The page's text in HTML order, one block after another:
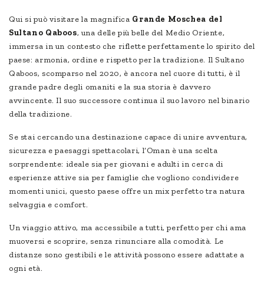
Qui si può visitare la magnifica Grande Moschea del
Sultano Qaboos, una delle più belle del Medio Oriente,
immersa in un contesto che riflette perfettamente lo spirito del
paese: armonia, ordine e rispetto per la tradizione. Il Sultano
Qaboos, scomparso nel 2020, è ancora nel cuore di tutti, è il
grande padre degli omaniti e la sua storia è davvero
avvincente. Il suo successore continua il suo lavoro nel binario
della tradizione.
Se stai cercando una destinazione capace di unire avventura,
sicurezza e paesaggi spettacolari, l’Oman è una scelta
sorprendente: ideale sia per giovani e adulti in cerca di
esperienze attive sia per famiglie che vogliono condividere
momenti unici, questo paese offre un mix perfetto tra natura
selvaggia e comfort.
Un viaggio attivo, ma accessibile a tutti, perfetto per chi ama
muoversi e scoprire, senza rinunciare alla comodità. Le
distanze sono gestibili e le attività possono essere adattate a
ogni età.